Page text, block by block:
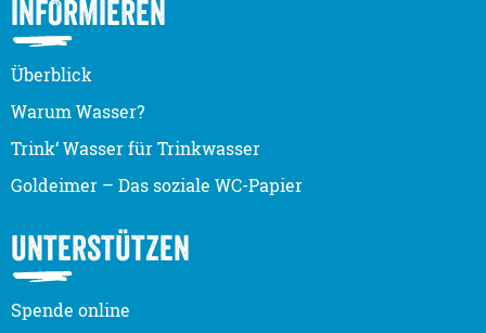
INFORMIEREN
Überblick
Warum Wasser?
Trink‘ Wasser für Trinkwasser
Goldeimer – Das soziale WC-Papier
UNTERSTÜTZEN
Spende online